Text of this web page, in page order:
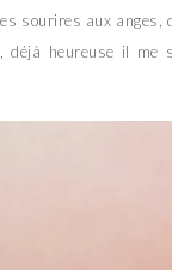
sourires aux
déjà heureuse il me